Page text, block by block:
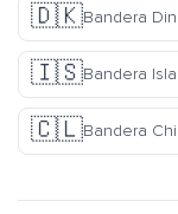
🇩🇰Bandera
🇮🇸Bandera
🇨🇱Bandera